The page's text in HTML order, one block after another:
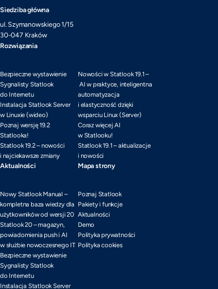
Siedziba główna
ul. Szymanowskiego 1/15
30-047 Kraków
Rozwiązania
Bezpieczne wystawienie
Sygnalisty Statlook
do Internetu
Instalacja Statlook Server
w Linuxie (wideo)
Poznaj wersję 19.2
Statlooka!
Statlook 19.2 – nowości
i najciekawsze zmiany
Nowości w Statlook 19.1 –
AI w praktyce, inteligentna
automatyzacja
i elastyczność dzięki
wsparciu Linux (Server)
Coraz więcej AI
w Statlooku!
Statlook 19.1 – aktualizacje
i nowości
Aktualności
Nowy Statlook Manual –
kompletna baza wiedzy dla
użytkowników od wersji 20
Statlook 20 – magazyn,
powiadomienia push i AI
w służbie nowoczesnego IT
Bezpieczne wystawienie
Sygnalisty Statlook
do Internetu
Instalacja Statlook Server
Mapa strony
Poznaj Statlook
Pakiety i funkcje
Aktualności
Demo
Polityka prywatności
Polityka cookies